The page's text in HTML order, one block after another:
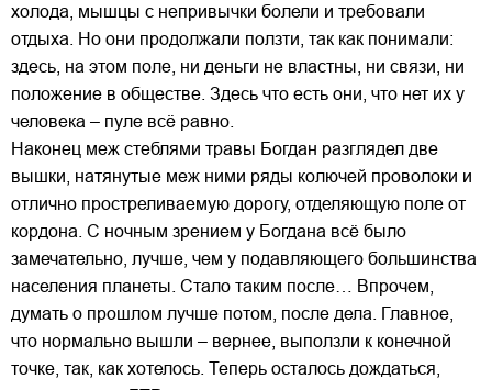
холода, мышцы с непривычки болели и требовали
отдыха. Но они продолжали ползти, так как понимали:
здесь, на этом поле, ни деньги не властны, ни связи, ни
положение в обществе. Здесь что есть они, что нет их у
человека – пуле всё равно.
Наконец меж стеблями травы Богдан разглядел две
вышки, натянутые меж ними ряды колючей проволоки и
отлично простреливаемую дорогу, отделяющую поле от
кордона. С ночным зрением у Богдана всё было
замечательно, лучше, чем у подавляющего большинства
населения планеты. Стало таким после… Впрочем,
думать о прошлом лучше потом, после дела. Главное,
что нормально вышли – вернее, выползли к конечной
точке, так, как хотелось. Теперь осталось дождаться,